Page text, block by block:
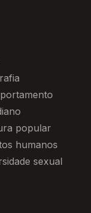
popular
humanos
sexual